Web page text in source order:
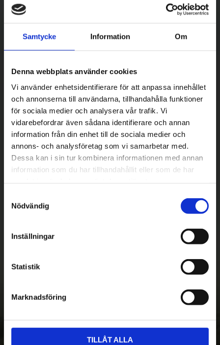
Samtycke Information Om
Denna webbplats använder cookies
Vi använder enhetsidentifierare för att anpassa innehållet
och annonserna till användarna, tillhandahålla funktioner
för sociala medier och analysera vår trafik. Vi
vidarebefordrar även sådana identifierare och annan
information från din enhet till de sociala medier och
annons- och analysföretag som vi samarbetar med.
Dessa kan i sin tur kombinera informationen med annan
information som du har tillhandahållit eller som de har
Nödvändig
Inställningar
Statistik
Marknadsföring
TILLÅT ALLA
Hämta på lagret med/utan montering
Nyhetsbrev - Ta del av nyheter &